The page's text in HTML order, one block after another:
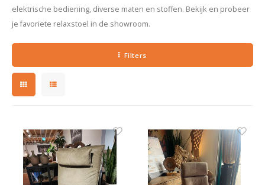
Eetkamerstoelen
Eetkamertafels
Kasten
Salontafels
elektrische bediening, diverse maten en stoffen. Bekijk en probeer
je favoriete relaxstoel in de showroom.
Filters